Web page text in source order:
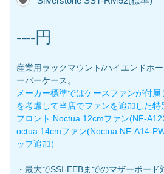
----円
産業用ラックマウント/ハイエンドホ
ーバーケース。
メーカー標準ではケースファンが付
を考慮して当店でファンを追加した特
フロント Noctua 12cmファン(NF-
octua 14cmファン(Noctua NF-A14-
ップ追加）
・最大でSSI-EEBまでのマザーボー